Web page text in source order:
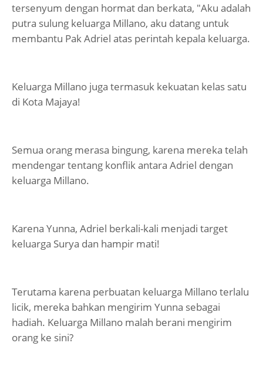
tersenyum dengan hormat dan berkata, "Aku adalah
putra sulung keluarga Millano, aku datang untuk
membantu Pak Adriel atas perintah kepala keluarga.
Keluarga Millano juga termasuk kekuatan kelas satu
di Kota Majaya!
Semua orang merasa bingung, karena mereka telah
mendengar tentang konflik antara Adriel dengan
keluarga Millano.
Karena Yunna, Adriel berkali-kali menjadi target
keluarga Surya dan hampir mati!
Terutama karena perbuatan keluarga Millano terlalu
licik, mereka bahkan mengirim Yunna sebagai
hadiah. Keluarga Millano malah berani mengirim
orang ke sini?